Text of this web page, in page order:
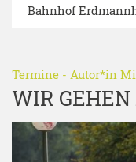
Bahnhof
Termine - Autor*in
WIR